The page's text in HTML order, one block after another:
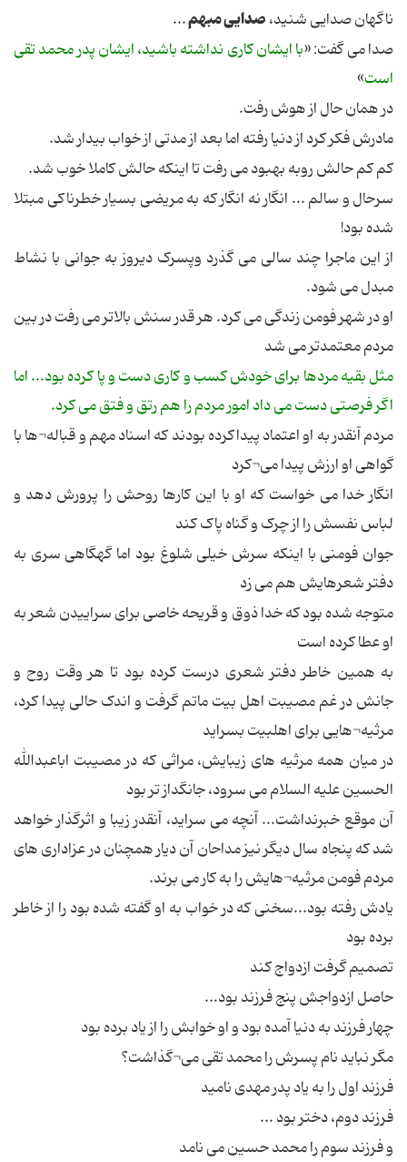
ناگهان صداییشنید،صدایی مبهم...
صدا می گفت: «با ایشان کاری نداشته باشید، ایشان پدر محمد تقی
است»
در همان حال از هوش رفت.
مادرش فکر کرد از دنیا رفته اما بعد از مدتی از خواب بیدار شد.
کم کم حالش روبه بهبود می رفت تا اینکه حالش کاملا خوب شد.
سرحال و سالم ... انگار نه انگار که به مریضی بسیار خطرناکی مبتلا
شده بود!
از این ماجرا چند سالی می گذرد وپسرک دیروز به جوانی با نشاط
مبدل می شود.
او در شهر فومن زندگی می کرد. هر قدر سنش بالاتر می رفت در بین
مردم معتمدتر می شد
مثل بقیه مردها برای خودش کسب و کاری دست و پا کرده بود... اما
اگر فرصتی دست می داد امور مردم را هم رتق و فتق می کرد.
مردم آنقدر به او اعتماد پیداکرده بودند که اسناد مهم و قباله¬ها با
گواهی او ارزش پیدا می¬کرد
انگار خدا می خواست که او با این کارها روحش را پرورش دهد و
لباس نفسش را از چرک و گناه پاک کند
جوان فومنی با اینکه سرش خیلی شلوغ بود اما گهگاهی سری به
دفتر شعرهایش هم می زد
متوجه شده بود که خدا ذوق و قریحه خاصی برای سراییدن شعر به
او عطا کرده است
به همین خاطر دفتر شعری درست کرده بود تا هر وقت روح و
جانش در غم مصیبت اهل بیت ماتم گرفت و اندک حالی پیدا کرد،
مرثیه¬هایی برای اهلبیت بسراید
در میان همه مرثیه های زیبایش، مراثی که در مصیبت اباعبدالله
الحسین علیه السلام می سرود، جانگداز تر بود
آن موقع خبرنداشت... آنچه می سراید، آنقدر زیبا و اثرگذار خواهد
شد که پنجاه سال دیگر نیز مداحان آن دیار همچنان در عزاداری های
مردم فومن مرثیه¬هایش را به کار می برند.
یادش رفته بود...سخنی که در خواب به او گفته شده بود را از خاطر
برده بود
تصمیم گرفت ازدواج کند
حاصل ازدواجش پنج فرزند بود...
چهار فرزند به دنیا آمده بود و او خوابش را از یاد برده بود
مگر نباید نام پسرش را محمد تقی می¬گذاشت؟
فرزند اول را به یاد پدر مهدی نامید
فرزند دوم، دختر بود ...
و فرزند سوم را محمد حسین می نامد